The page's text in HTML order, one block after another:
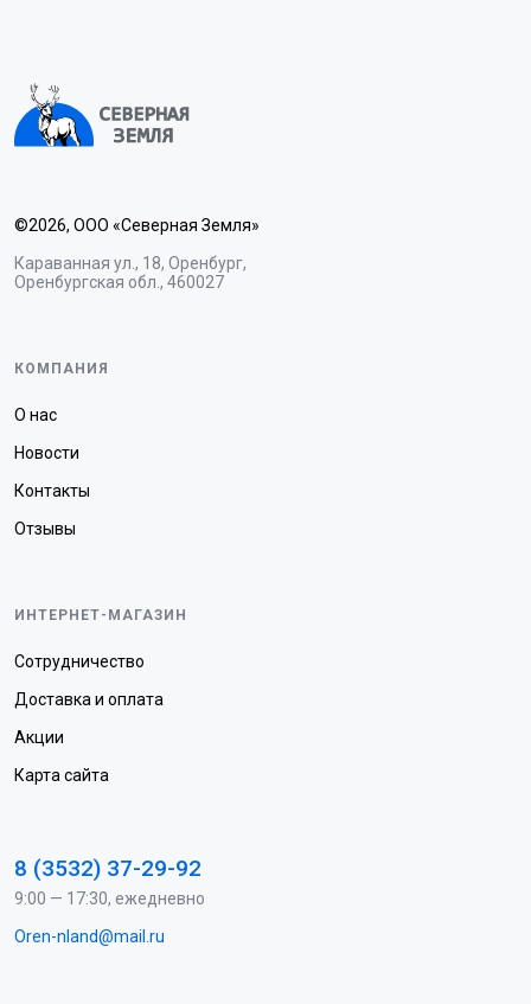
©2026, ООО «Северная Земля»
Караванная ул., 18, Оренбург,
Оренбургская обл., 460027
КОМПАНИЯ
О нас
Новости
Контакты
Отзывы
ИНТЕРНЕТ-МАГАЗИН
Сотрудничество
Доставка и оплата
Акции
Карта сайта
8 (3532) 37-29-92
9:00 — 17:30, ежедневно
Oren-nland@mail.ru